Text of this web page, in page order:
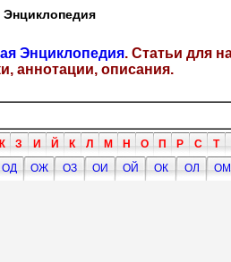
Энциклопедия. Статьи для
аннотации, описания.
З И Й К Л М Н О П Р С Т
ОД ОЖ ОЗ ОИ ОЙ ОК ОЛ
ОМ